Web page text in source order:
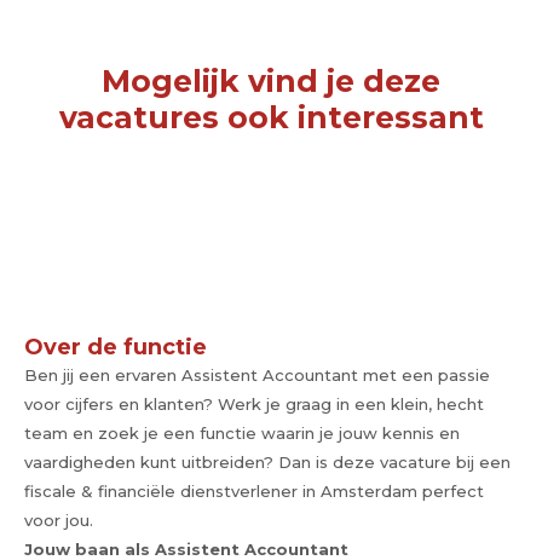
Mogelijk vind je deze
vacatures ook interessant
Over de functie
Ben jij een ervaren Assistent Accountant met een passie
voor cijfers en klanten? Werk je graag in een klein, hecht
team en zoek je een functie waarin je jouw kennis en
vaardigheden kunt uitbreiden? Dan is deze vacature bij een
fiscale & financiële dienstverlener in Amsterdam perfect
voor jou.
Jouw baan als Assistent Accountant